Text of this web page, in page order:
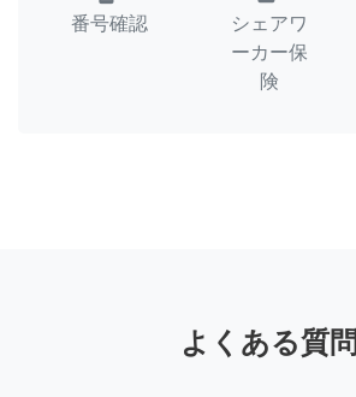
番号確認
シェアワ
ーカー保
険
よくある質問